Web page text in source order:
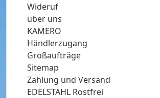
Wideruf
über uns
KAMERO
Händlerzugang
Großaufträge
Sitemap
Zahlung und Versand
EDELSTAHL Rostfrei